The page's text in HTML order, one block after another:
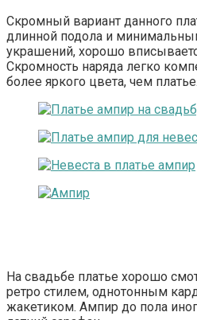
Скромный вариант данного
длинной подола и
украшений, хорошо
Скромность наряда легко
более яркого цвета, чем платье.
На свадьбе платье хорошо
ретро стилем, однотонным
жакетиком. Ампир до пола